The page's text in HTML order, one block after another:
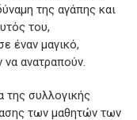
της αγάπης και
του,
έναν μαγικό,
ανατραπούν.
της συλλογικής
των μαθητών των